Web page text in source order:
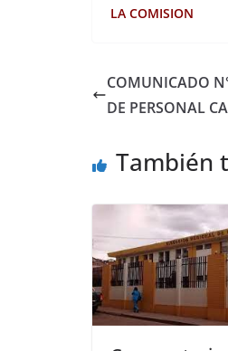
LA COMISION
COMUNICADO
DE PERSONAL
También